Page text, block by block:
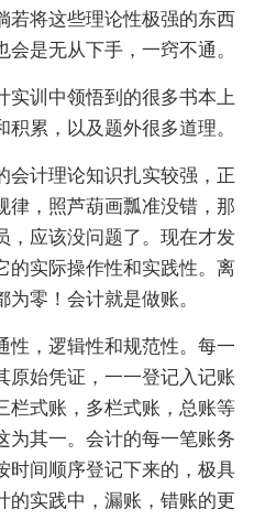
若将这些理论性极强的东西
是无从下手，一窍不通。
训中领悟到的很多书本上
累，以及题外很多道理。
计理论知识扎实较强，正
律，照芦葫画瓢准没错，那
，应该没问题了。现在才发
的实际操作性和实践性。离
零！会计就是做账。
，逻辑性和规范性。每一
原始凭证，一一登记入记账
栏式账，多栏式账，总账等
为其一。会计的每一笔账务
时间顺序登记下来的，极具
的实践中，漏账，错账的更